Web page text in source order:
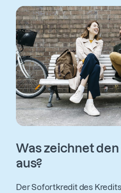
Was zeichnet
aus?
Der Sofortkredit des